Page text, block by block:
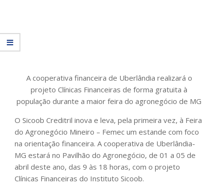
A cooperativa financeira de Uberlândia realizará o
projeto Clínicas Financeiras de forma gratuita à
população durante a maior feira do agronegócio de MG
O Sicoob Creditril inova e leva, pela primeira vez, à Feira
do Agronegócio Mineiro – Femec um estande com foco
na orientação financeira. A cooperativa de Uberlândia-
MG estará no Pavilhão do Agronegócio, de 01 a 05 de
abril deste ano, das 9 às 18 horas, com o projeto
Clínicas Financeiras do Instituto Sicoob.